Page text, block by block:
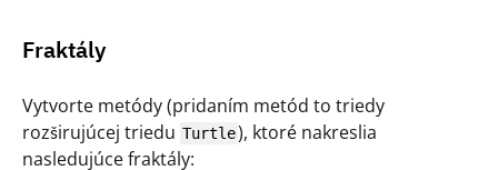
Fraktály
Vytvorte metódy (pridaním metód to triedy
rozširujúcej triedu Turtle), ktoré nakreslia
nasledujúce fraktály: